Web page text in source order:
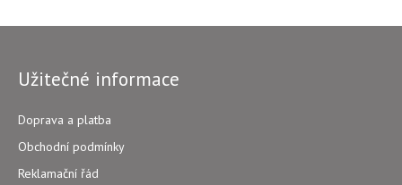
Užitečné informace
Doprava a platba
Obchodní podmínky
Reklamační řád